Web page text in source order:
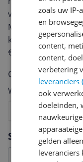
Specificaties
van een review
Met jouw mening
keuze te maken én
€250,-!
Klik hier
Cijfer
Welk cijfer geef jij
4
3
2
zoals uw IP-
en
content,
content,
verbetering
leveranciers
ook
doeleinden,
gelden
leveranciers